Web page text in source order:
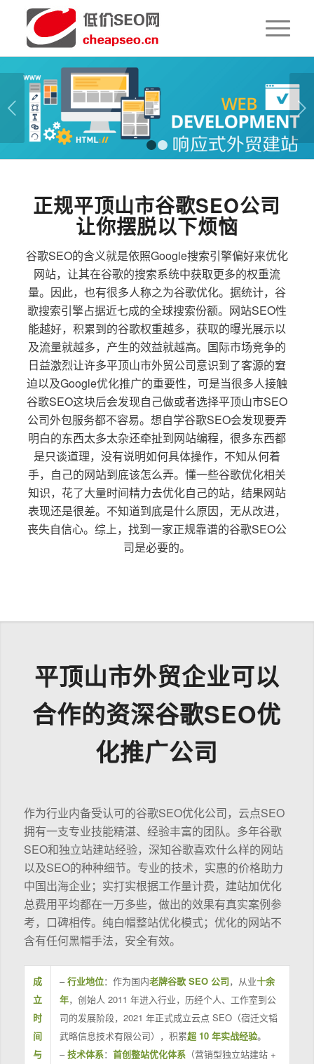
下一页
1 2
正规平顶山市谷歌SEO公司
让你摆脱以下烦恼
谷歌SEO的含义就是依照Google搜索引擎偏好来优化
网站，让其在谷歌的搜索系统中获取更多的权重流
量。因此，也有很多人称之为谷歌优化。据统计，谷
歌搜索引擎占据近七成的全球搜索份额。网站SEO性
能越好，积累到的谷歌权重越多，获取的曝光展示以
及流量就越多，产生的效益就越高。国际市场竞争的
日益激烈让许多平顶山市外贸公司意识到了客源的窘
迫以及Google优化推广的重要性，可是当很多人接触
谷歌SEO这块后会发现自己做或者选择平顶山市SEO
公司外包服务都不容易。想自学谷歌SEO会发现要弄
明白的东西太多太杂还牵扯到网站编程，很多东西都
是只谈道理，没有说明如何具体操作，不知从何着
手，自己的网站到底该怎么弄。懂一些谷歌优化相关
知识，花了大量时间精力去优化自己的站，结果网站
表现还是很差。不知道到底是什么原因，无从改进，
丧失自信心。综上，找到一家正规靠谱的谷歌SEO公
司是必要的。
平顶山市外贸企业可以
合作的资深谷歌SEO优
化推广公司
作为行业内备受认可的谷歌SEO优化公司，云点SEO
拥有一支专业技能精湛、经验丰富的团队。多年谷歌
SEO和独立站建站经验，深知谷歌喜欢什么样的网站
以及SEO的种种细节。专业的技术，实惠的价格助力
中国出海企业；实打实根据工作量计费，建站加优化
总费用平均都在一万多些，做出的效果有真实案例参
考，口碑相传。纯白帽整站优化模式；优化的网站不
含有任何黑帽手法，安全有效。
成
立
时
间
与
–行业地位：作为国内老牌谷歌 SEO 公司，从业十余
年，创始人 2011 年进入行业，历经个人、工作室到公
司的发展阶段，2021 年正式成立云点 SEO（宿迁文韬
武略信息技术有限公司），积累超 10 年实战经验。
–技术体系： 首创整站优化体系（营销型独立站建站 +